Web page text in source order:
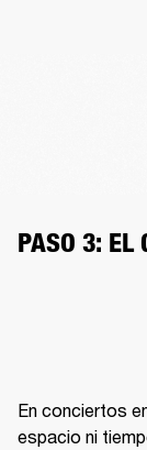
PASO 3: EL
En conciertos
espacio ni